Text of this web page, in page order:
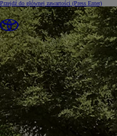
Przejdź do głównej zawartości (Press Enter)